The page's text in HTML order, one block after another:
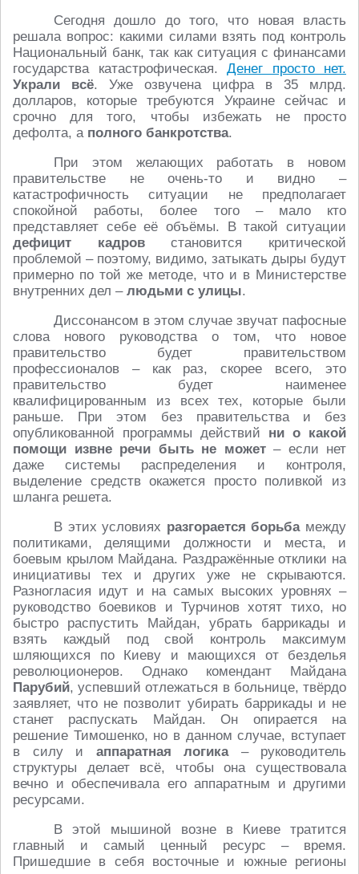
Сегодня дошло до того, что новая власть
решала вопрос: какими силами взять под контроль
Национальный банк, так как ситуация с финансами
государства катастрофическая. Денег просто нет.
Украли всё. Уже озвучена цифра в 35 млрд.
долларов, которые требуются Украине сейчас и
срочно для того, чтобы избежать не просто
дефолта, а полного банкротства.
При этом желающих работать в новом
правительстве не очень-то и видно –
катастрофичность ситуации не предполагает
спокойной работы, более того – мало кто
представляет себе её объёмы. В такой ситуации
дефицит кадровстановится критической
проблемой – поэтому, видимо, затыкать дыры будут
примерно по той же методе, что и в Министерстве
внутренних дел – людьми с улицы.
Диссонансом в этом случае звучат пафосные
слова нового руководства о том, что новое
правительство будет правительством
профессионалов – как раз, скорее всего, это
правительство будет наименее
квалифицированным из всех тех, которые были
раньше. При этом без правительства и без
опубликованной программы действий ни о какой
помощи извне речи быть не может– если нет
даже системы распределения и контроля,
выделение средств окажется просто поливкой из
шланга решета.
В этих условиях разгорается борьбамежду
политиками, делящими должности и места, и
боевым крылом Майдана. Раздражённые отклики на
инициативы тех и других уже не скрываются.
Разногласия идут и на самых высоких уровнях –
руководство боевиков и Турчинов хотят тихо, но
быстро распустить Майдан, убрать баррикады и
взять каждый под свой контроль максимум
шляющихся по Киеву и мающихся от безделья
революционеров. Однако комендант Майдана
Парубий, успевший отлежаться в больнице, твёрдо
заявляет, что не позволит убирать баррикады и не
станет распускать Майдан. Он опирается на
решение Тимошенко, но в данном случае, вступает
в силу и аппаратная логика– руководитель
структуры делает всё, чтобы она существовала
вечно и обеспечивала его аппаратным и другими
ресурсами.
В этой мышиной возне в Киеве тратится
главный и самый ценный ресурс – время.
Пришедшие в себя восточные и южные регионы